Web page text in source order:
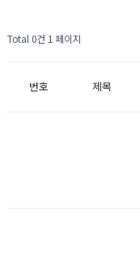
Total 0건 1 페이지
번호 제목